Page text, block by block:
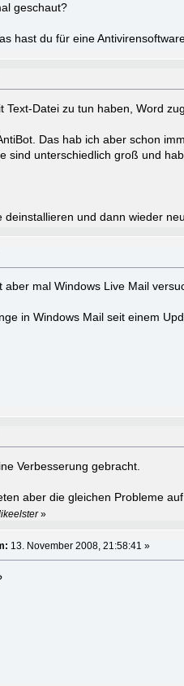
geschaut?
hast du für eine
Datei zu tun haben, Word
Das hab ich aber schon
sind unterschiedlich groß und
und dann wieder
mal Windows Live Mail
in Windows Mail seit einem
Verbesserung gebracht.
aber die gleichen Probleme auf.
»
13. November 2008, 21:58:41 »